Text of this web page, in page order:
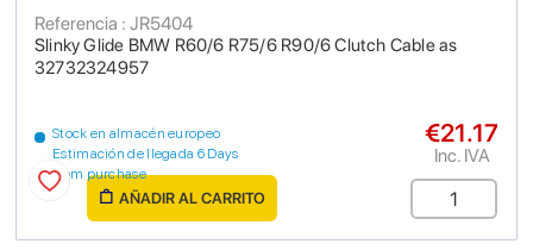
Slinky Glide BMW R60/6 R75/6 R90/6 Clutch Cable as
32732324957
Referencia : JR5404
Stock en almacén europeo
Estimación de llegada 6 Days
from purchase
€21.17
Inc. IVA
AÑADIR AL CARRITO